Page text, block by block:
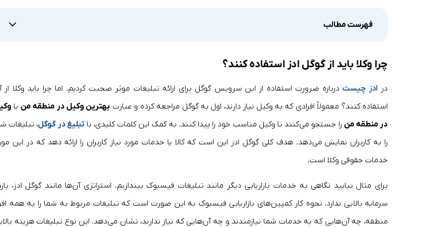
فهرست مطالب
چرا وکلا باید از گوگل ادز استفاده کنند؟
در ادز چیستدرباره ضرورت استفاده از این سرویس گوگل برای ارائه تبلیغات موثر صحبت کردیم. اما چرا باید وکلا از
استفاده کنند؟ معمولاً افرادی که به وکیل نیاز دارند، اول به گوگل مراجعه کرده و عبارت بهترین وکیل در منطقه من یا
در منطقه من را جستجو می‌کنند تا وکیل مناسب خود را پیدا کنند. به کمک این کلمات کلیدی، با تبلیغ در گوگل، تبلیغات
را به کاربران نمایش می‌دهد. هدف کلی گوگل ادز این است که کالا یا خدمات مورد نیاز کاربران را ارائه دهد که در این
خدمات حقوقی وکلا است.
برای مثال بیایید نگاهی به خدمات بازاریابی دیگر مانند تبلیغات فیسبوک بیندازیم. استراتژی آن‌ها مانند گوگل ادز،
سرمایه بالایی ندارد. نحوه کار کمپین‌های بازاریابی فیسبوک به این صورت است که تبلیغات مربوط به شما را به همه
منطقه، چه آن‌هایی که به خدمات شما نیازمندند و چه آن‌هایی که نیاز ندارند، نشان می‌دهد. این نوع تبلیغات هزینه